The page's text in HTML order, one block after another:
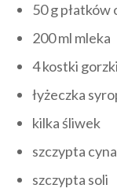
50 g płatków
200 ml mleka
4 kostki
łyżeczka
kilka śliwek
szczypta
szczypta soli